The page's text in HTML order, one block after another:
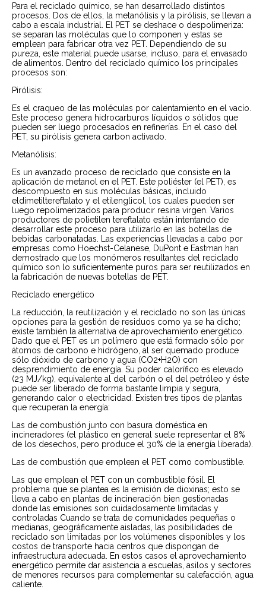
Para el reciclado químico, se han desarrollado distintos
procesos. Dos de ellos, la metanólisis y la pirólisis, se llevan a
cabo a escala industrial. El PET se deshace o despolimeriza:
se separan las moléculas que lo componen y estas se
emplean para fabricar otra vez PET. Dependiendo de su
pureza, este material puede usarse, incluso, para el envasado
de alimentos. Dentro del reciclado químico los principales
procesos son:
Pirólisis:
Es el craqueo de las moléculas por calentamiento en el vacío.
Este proceso genera hidrocarburos líquidos o sólidos que
pueden ser luego procesados en refinerías. En el caso del
PET, su pirólisis genera carbon activado.
Metanólisis:
Es un avanzado proceso de reciclado que consiste en la
aplicación de metanol en el PET. Este poliéster (el PET), es
descompuesto en sus moléculas básicas, incluido
eldimetiltereftalato y el etilenglicol, los cuales pueden ser
luego repolimerizados para producir resina virgen. Varios
productores de polietilen tereftalato están intentando de
desarrollar este proceso para utilizarlo en las botellas de
bebidas carbonatadas. Las experiencias llevadas a cabo por
empresas como Hoechst-Celanese, DuPont e Eastman han
demostrado que los monómeros resultantes del reciclado
químico son lo suficientemente puros para ser reutilizados en
la fabricación de nuevas botellas de PET.
Reciclado energético
La reducción, la reutilización y el reciclado no son las únicas
opciones para la gestión de residuos como ya se ha dicho;
existe también la alternativa de aprovechamiento energético.
Dado que el PET es un polímero que está formado sólo por
átomos de carbono e hidrógeno, al ser quemado produce
sólo dióxido de carbono y agua (CO2+H2O) con
desprendimiento de energía. Su poder calorífico es elevado
(23 MJ/kg), equivalente al del carbón o el del petróleo y éste
puede ser liberado de forma bastante limpia y segura,
generando calor o electricidad. Existen tres tipos de plantas
que recuperan la energía:
Las de combustión junto con basura doméstica en
incineradores (el plástico en general suele representar el 8%
de los desechos, pero produce el 30% de la energía liberada).
Las de combustión que emplean el PET como combustible.
Las que emplean el PET con un combustible fósil. El
problema que se plantea es la emisión de dioxinas; esto se
lleva a cabo en plantas de incineración bien gestionadas
donde las emisiones son cuidadosamente limitadas y
controladas Cuando se trata de comunidades pequeñas o
medianas, geográficamente aisladas, las posibilidades de
reciclado son limitadas por los volúmenes disponibles y los
costos de transporte hacia centros que dispongan de
infraestructura adecuada. En estos casos el aprovechamiento
energético permite dar asistencia a escuelas, asilos y sectores
de menores recursos para complementar su calefacción, agua
caliente.